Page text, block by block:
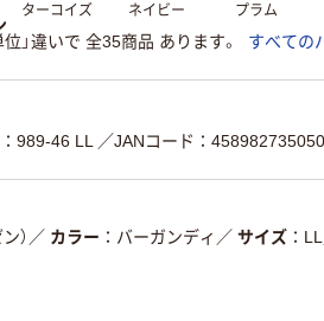
ターコイズ ネイビー プラム
位」違いで 全35商品 あります。
すべての
989-46 LL ／JANコード：
） ／ カラー バーガンディ ／ サイズ LL